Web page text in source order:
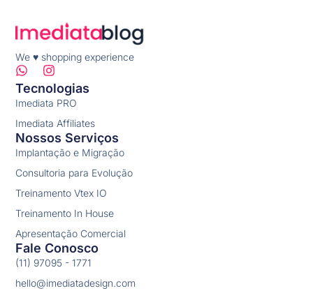
We ♥ shopping experience
Nossos Serviços
Implantação e Migração
Consultoria para Evolução
Treinamento Vtex IO
Treinamento In House
Apresentação Comercial
Tecnologias
Imediata PRO
Imediata Affiliates
Fale Conosco
(11) 97095 - 1771
hello@imediatadesign.com